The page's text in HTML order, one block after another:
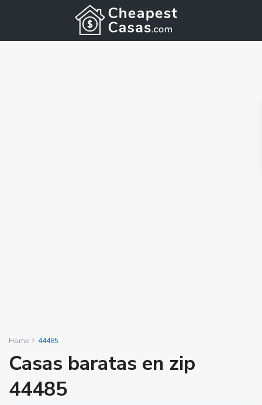
Home 44485
Casas baratas en zip
44485